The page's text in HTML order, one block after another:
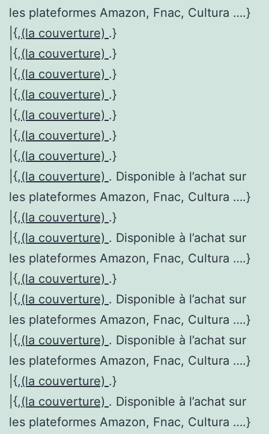
les plateformes Amazon, Fnac, Cultura ….}
|{,(la couverture) .}
|{,(la couverture) .}
|{,(la couverture) .}
|{,(la couverture) .}
|{,(la couverture) .}
|{,(la couverture) .}
|{,(la couverture) .}
|{,(la couverture) . Disponible à l’achat sur
les plateformes Amazon, Fnac, Cultura ….}
|{,(la couverture) .}
|{,(la couverture) . Disponible à l’achat sur
les plateformes Amazon, Fnac, Cultura ….}
|{,(la couverture) .}
|{,(la couverture) . Disponible à l’achat sur
les plateformes Amazon, Fnac, Cultura ….}
|{,(la couverture) . Disponible à l’achat sur
les plateformes Amazon, Fnac, Cultura ….}
|{,(la couverture) .}
|{,(la couverture) . Disponible à l’achat sur
les plateformes Amazon, Fnac, Cultura ….}